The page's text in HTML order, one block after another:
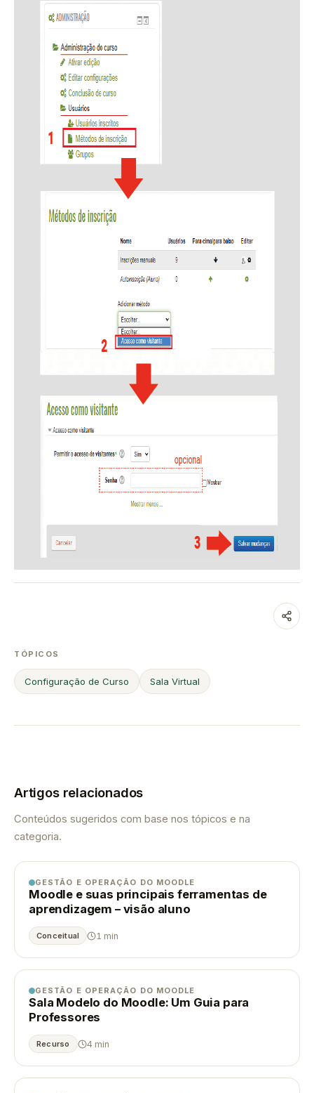
TÓPICOS
Configuração de Curso Sala Virtual
Artigos relacionados
Conteúdos sugeridos com base nos tópicos e na
categoria.
GESTÃO E OPERAÇÃO DO MOODLE
Moodle e suas principais ferramentas de
aprendizagem – visão aluno
Conceitual 1 min
GESTÃO E OPERAÇÃO DO MOODLE
Sala Modelo do Moodle: Um Guia para
Professores
Recurso 4 min